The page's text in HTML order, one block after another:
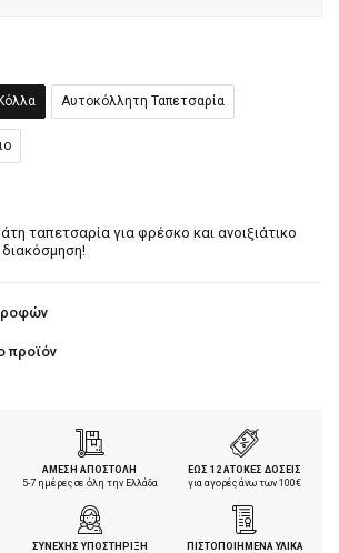
Αυτοκόλλητη Ταπετσαρία
ταπετσαρία για φρέσκο και ανοιξιάτικο
διακόσμηση!
προϊόν
ΑΜΕΣΗ ΑΠΟΣΤΟΛΗ
5-7 ημέρες σε όλη την Ελλάδα
ΕΩΣ 12 ΑΤΟΚΕΣ ΔΟΣΕΙΣ
για αγορές άνω των 100€
ΣΥΝΕΧΗΣ ΥΠΟΣΤΗΡΙΞΗ
ΠΙΣΤΟΠΟΙΗΜΕΝΑ ΥΛΙΚΑ